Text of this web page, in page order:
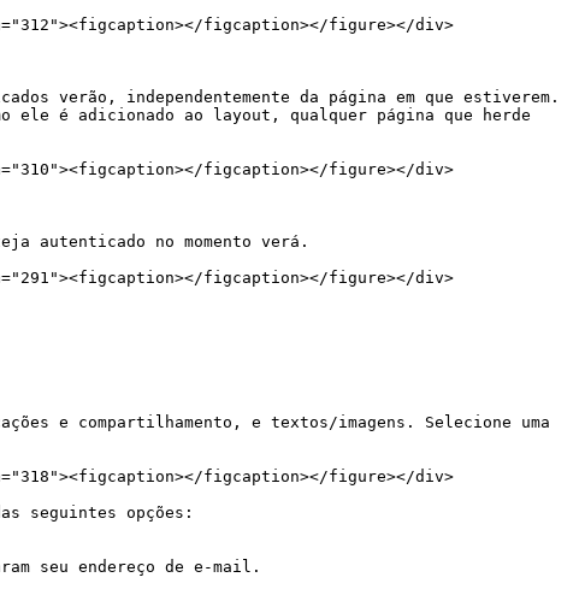
figcaption></figure></div>
verão, independentemente da página em que estiverem.
ele é adicionado ao layout, qualquer página que herde
figcaption></figure></div>
autenticado no momento verá.
figcaption></figure></div>
e compartilhamento, e textos/imagens. Selecione uma
figcaption></figure></div>
seguintes opções:
seu endereço de e-mail.